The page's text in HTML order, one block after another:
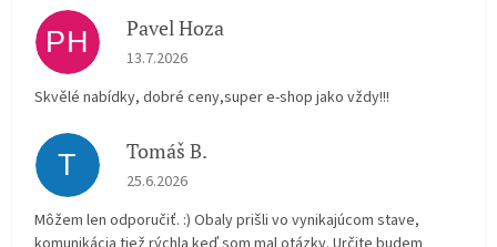
PH Pavel Hoza
Hodnocení obchodu je 5 z 5 hvězdiček.
13.7.2026
Skvělé nabídky, dobré ceny,super e-shop jako vždy!!!
T Tomáš B.
Hodnocení obchodu je 5 z 5 hvězdiček.
25.6.2026
Môžem len odporučiť. :) Obaly prišli vo vynikajúcom stave,